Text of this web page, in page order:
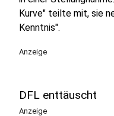
Kurve" teilte mit, sie
Kenntnis".
Anzeige
DFL enttäuscht
Anzeige